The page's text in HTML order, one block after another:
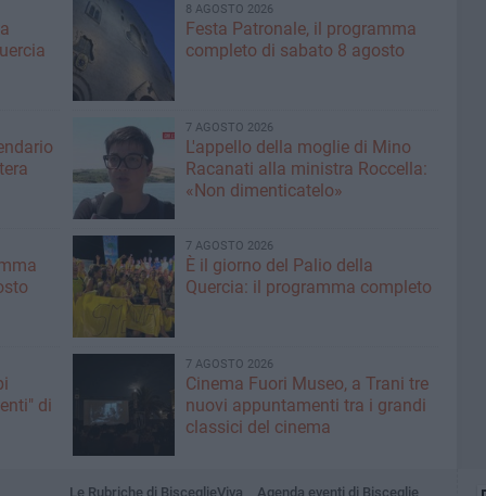
8 AGOSTO 2026
Festa Patronale, il programma
completo di sabato 8 agosto
7 AGOSTO 2026
L'appello della moglie di Mino
Racanati alla ministra Roccella:
«Non dimenticatelo»
7 AGOSTO 2026
È il giorno del Palio della
Quercia: il programma completo
di
7 AGOSTO 2026
Cinema Fuori Museo, a Trani tre
nuovi appuntamenti tra i grandi
classici del cinema
Le Rubriche di BisceglieViva Agenda eventi di Bisceglie